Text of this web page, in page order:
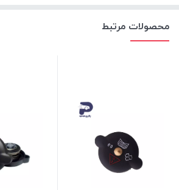
محصولات مرتبط